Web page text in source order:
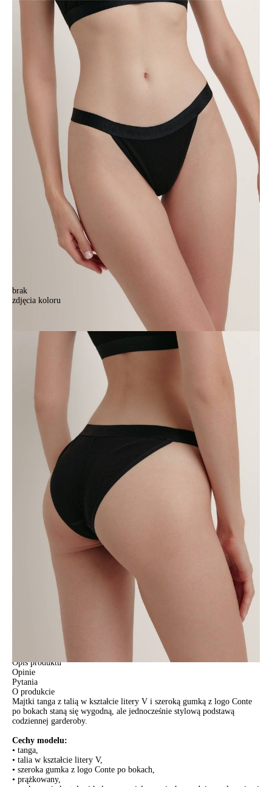
brak
zdjęcia koloru
Majtki damskie CE TIE DYE RIB LTA 2209, r.90/XS, czarny
Majtki damskie CE TIE DYE RIB LTA 2209, r.90/XS, czarny
52,90 zł
38,90 zł
Kolory:
Rozmiary:
Tabela rozmiarów
DODAJ DO KOSZYKA
Jak złożyć zamówienie
POWIADOM MNIE O DOSTĘPNOŚCI
ПОЛУЧИТЬ ПО EMAIL
darmowa od 99 zł
czas dostawy: 1-2 dni robocze
Paczkomaty InPost 24/7,
darmowa od 50 zł
czas dostawy: 1-2 dni robocze
Odbiór osobisty
pn.- czw. 8:00 - 16:00, pt. 8:00 - 14:00
Opis produktu
Opinie
Pytania
O produkcie
Majtki tanga z talią w kształcie litery V i szeroką gumką z logo Conte
po bokach staną się wygodną, ale jednocześnie stylową podstawą
codziennej garderoby.
Cechy modelu:
• tanga,
• talia w kształcie litery V,
• szeroka gumka z logo Conte po bokach,
• prążkowany,